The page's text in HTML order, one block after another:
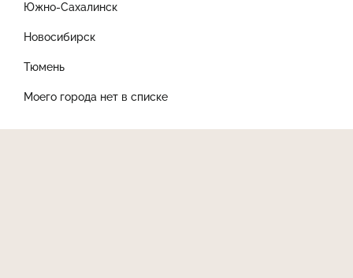
Южно-Сахалинск
Новосибирск
Тюмень
Моего города нет в списке